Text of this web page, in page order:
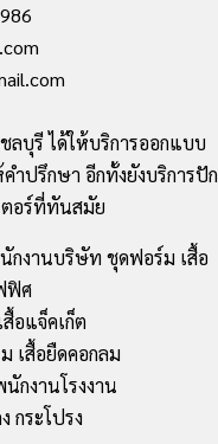
ลบุรี ได้ให้บริการออกแบบ
ำปรึกษา อีกทั้งยังบริการปัก
ตอร์ที่ทันสมัย
งานบริษัท ชุดฟอร์ม เสื้อ
ฟิศ
อแจ็คเก็ต
เสื้อยืดคอกลม
กงานโรงงาน
กระโปรง